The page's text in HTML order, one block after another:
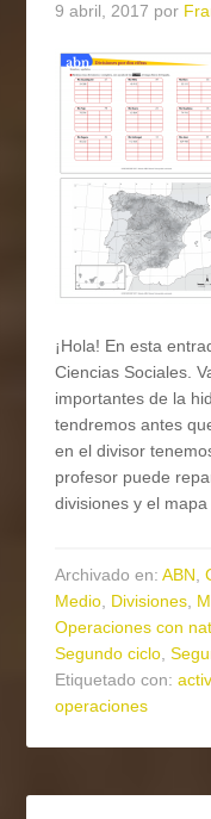
9 abril, 2017 por
¡Hola! En esta
Ciencias Sociales.
importantes de la
tendremos antes
en el divisor
profesor puede
divisiones y el
Archivado en:ABN,
Medio, Divisiones,
Operaciones con
Segundo ciclo,
Etiquetado con:
operaciones